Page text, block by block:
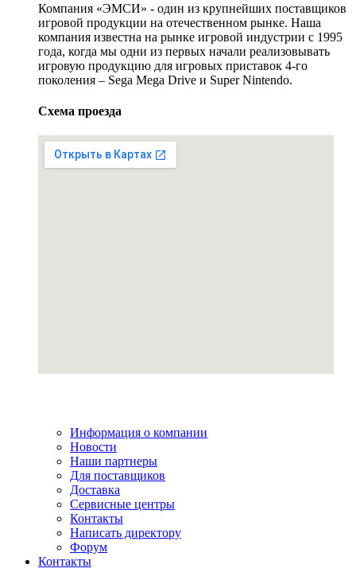
Компания «ЭМСИ» - один из крупнейших поставщиков
игровой продукции на отечественном рынке. Наша
компания известна на рынке игровой индустрии с 1995
года, когда мы одни из первых начали реализовывать
игровую продукцию для игровых приставок 4-го
поколения – Sega Mega Drive и Super Nintendo.
Схема проезда
Информация о компании
Новости
Наши партнеры
Для поставщиков
Доставка
Сервисные центры
Контакты
Написать директору
Форум
Контакты